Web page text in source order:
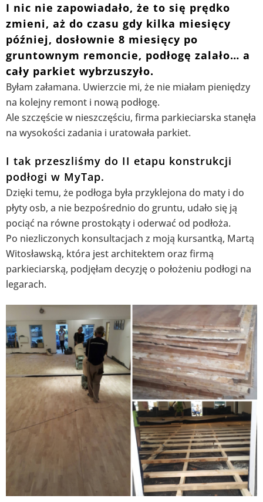
I nic nie zapowiadało, że to się prędko
zmieni, aż do czasu gdy kilka miesięcy
później, dosłownie 8 miesięcy po
gruntownym remoncie, podłogę zalało… a
cały parkiet wybrzuszyło.
Byłam załamana. Uwierzcie mi, że nie miałam pieniędzy
na kolejny remont i nową podłogę.
Ale szczęście w nieszczęściu, firma parkieciarska stanęła
na wysokości zadania i uratowała parkiet.
I tak przeszliśmy do II etapu konstrukcji
podłogi w MyTap.
Dzięki temu, że podłoga była przyklejona do maty i do
płyty osb, a nie bezpośrednio do gruntu, udało się ją
pociąć na równe prostokąty i oderwać od podłoża.
Po niezliczonych konsultacjach z moją kursantką, Martą
Witosławską, która jest architektem oraz firmą
parkieciarską, podjęłam decyzję o położeniu podłogi na
legarach.